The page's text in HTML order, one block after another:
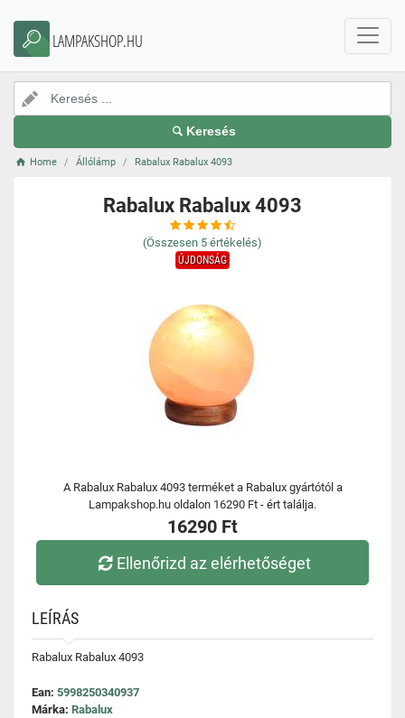
LAMPAKSHOP.HU
Keresés
Home Állólámp Rabalux Rabalux 4093
Rabalux Rabalux 4093
(Összesen 5 értékelés)
ÚJDONSÁG
A Rabalux Rabalux 4093 terméket a Rabalux gyártótól a
Lampakshop.hu oldalon 16290 Ft - ért találja.
16290 Ft
Ellenőrizd az elérhetőséget
LEÍRÁS
Rabalux Rabalux 4093
Ean: 5998250340937
Márka: Rabalux